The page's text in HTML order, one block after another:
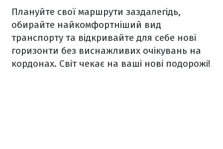
Плануйте свої маршрути заздалегідь,
обирайте найкомфортніший вид
транспорту та відкривайте для себе нові
горизонти без виснажливих очікувань на
кордонах. Світ чекає на ваші нові подорожі!